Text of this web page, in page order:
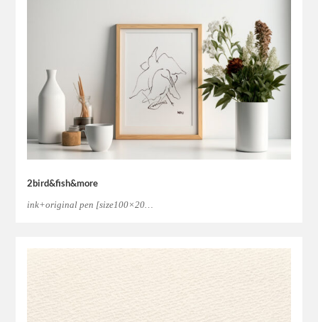
2bird&fish&more
ink+original pen [size100×20…